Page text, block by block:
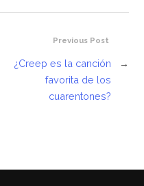
Previous Post
¿Creep es la canción
favorita de los
cuarentones?
→